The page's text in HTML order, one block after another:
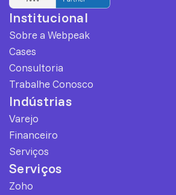
Institucional
Sobre a Webpeak
Cases
Consultoria
Trabalhe Conosco
Indústrias
Varejo
Financeiro
Serviços
Serviços
Zoho